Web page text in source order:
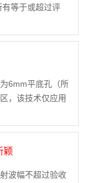
等于或超过评
6mm平底孔（所
，该技术仅应用
颖
波幅不超过验收